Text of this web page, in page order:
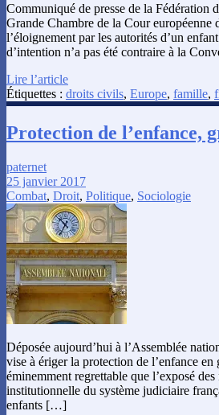
Communiqué de presse de la Fédération
Grande Chambre de la Cour européenne
l’éloignement par les autorités d’un
d’intention n’a pas été contraire à la
Lire l’article
Étiquettes : droits civils, Europe, famille,
Protection de l’enfance,
paternet
25 janvier 2017
Combat, Droit, Politique, Sociologie
Déposée aujourd’hui à l’Assemblée
vise à ériger la protection de l’enfance
éminemment regrettable que l’exposé
institutionnelle du système judiciaire
enfants […]